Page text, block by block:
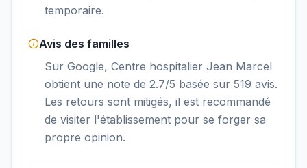
temporaire.
Avis des familles
Sur Google, Centre hospitalier Jean Marcel
obtient une note de 2.7/5 basée sur 519 avis.
Les retours sont mitigés, il est recommandé
de visiter l'établissement pour se forger sa
propre opinion.